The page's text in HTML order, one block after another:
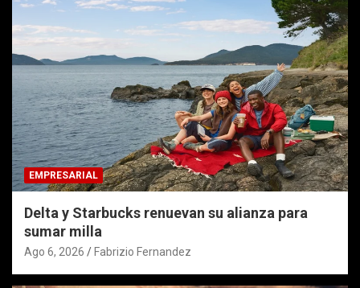
EMPRESARIAL
Delta y Starbucks renuevan su alianza para
sumar milla
Ago 6, 2026 Fabrizio Fernandez